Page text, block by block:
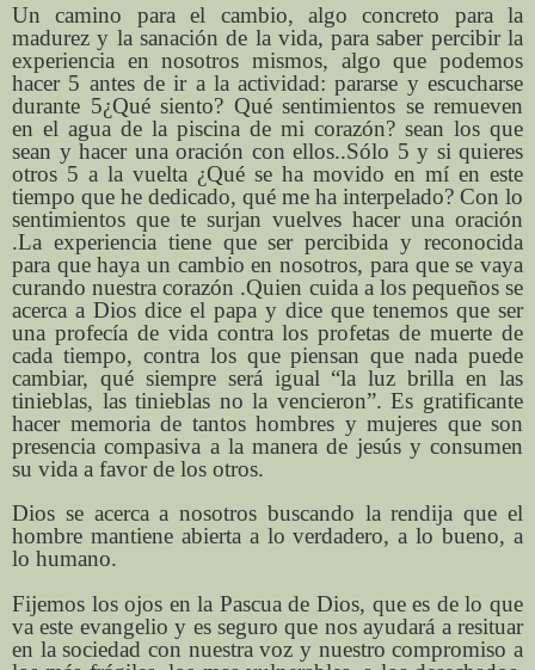
Un camino para el cambio, algo concreto para la
madurez y la sanación de la vida, para saber percibir la
experiencia en nosotros mismos, algo que podemos
hacer 5 antes de ir a la actividad: pararse y escucharse
durante 5¿Qué siento? Qué sentimientos se remueven
en el agua de la piscina de mi corazón? sean los que
sean y hacer una oración con ellos..Sólo 5 y si quieres
otros 5 a la vuelta ¿Qué se ha movido en mí en este
tiempo que he dedicado, qué me ha interpelado? Con lo
sentimientos que te surjan vuelves hacer una oración
.La experiencia tiene que ser percibida y reconocida
para que haya un cambio en nosotros, para que se vaya
curando nuestra corazón .Quien cuida a los pequeños se
acerca a Dios dice el papa y dice que tenemos que ser
una profecía de vida contra los profetas de muerte de
cada tiempo, contra los que piensan que nada puede
cambiar, qué siempre será igual “la luz brilla en las
tinieblas, las tinieblas no la vencieron”. Es gratificante
hacer memoria de tantos hombres y mujeres que son
presencia compasiva a la manera de jesús y consumen
su vida a favor de los otros.
Dios se acerca a nosotros buscando la rendija que el
hombre mantiene abierta a lo verdadero, a lo bueno, a
lo humano.
Fijemos los ojos en la Pascua de Dios, que es de lo que
va este evangelio y es seguro que nos ayudará a resituar
en la sociedad con nuestra voz y nuestro compromiso a